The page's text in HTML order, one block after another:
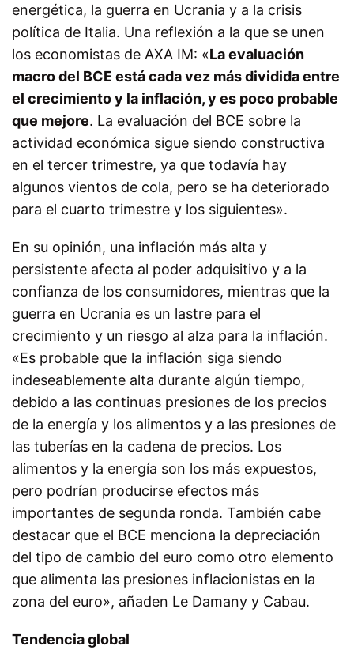
energética, la guerra en Ucrania y a la crisis
política de Italia. Una reflexión a la que se unen
los economistas de AXA IM: «La evaluación
macro del BCE está cada vez más dividida entre
el crecimiento y la inflación, y es poco probable
que mejore. La evaluación del BCE sobre la
actividad económica sigue siendo constructiva
en el tercer trimestre, ya que todavía hay
algunos vientos de cola, pero se ha deteriorado
para el cuarto trimestre y los siguientes».
En su opinión, una inflación más alta y
persistente afecta al poder adquisitivo y a la
confianza de los consumidores, mientras que la
guerra en Ucrania es un lastre para el
crecimiento y un riesgo al alza para la inflación.
«Es probable que la inflación siga siendo
indeseablemente alta durante algún tiempo,
debido a las continuas presiones de los precios
de la energía y los alimentos y a las presiones de
las tuberías en la cadena de precios. Los
alimentos y la energía son los más expuestos,
pero podrían producirse efectos más
importantes de segunda ronda. También cabe
destacar que el BCE menciona la depreciación
del tipo de cambio del euro como otro elemento
que alimenta las presiones inflacionistas en la
zona del euro», añaden Le Damany y Cabau.
Tendencia global